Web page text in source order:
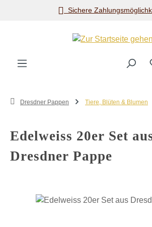
Zum Hauptinhalt springen
Sichere
Dresdner Pappen Tiere, Blüten & Blumen
Edelweiss 20er Set
Dresdner Pappe
Bildergalerie überspringen